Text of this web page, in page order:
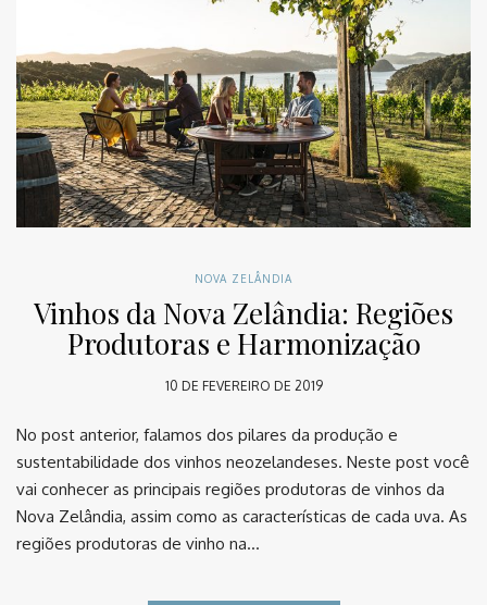
NOVA ZELÂNDIA
Vinhos da Nova Zelândia: Regiões
Produtoras e Harmonização
10 DE FEVEREIRO DE 2019
No post anterior, falamos dos pilares da produção e
sustentabilidade dos vinhos neozelandeses. Neste post você
vai conhecer as principais regiões produtoras de vinhos da
Nova Zelândia, assim como as características de cada uva. As
regiões produtoras de vinho na…